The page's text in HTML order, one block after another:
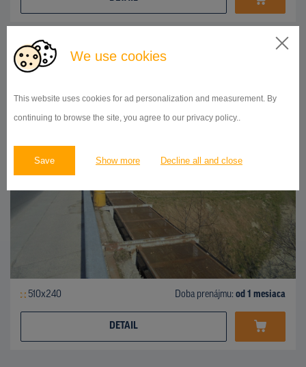
We use cookies
This website uses cookies for ad personalization and measurement. By
continuing to browse the site, you agree to our privacy policy..
Save Show more Decline all and close
BILLBOARD
Popradská ulica, Vrakuňa
510x240 Doba prenájmu: od 1 mesiaca
DETAIL